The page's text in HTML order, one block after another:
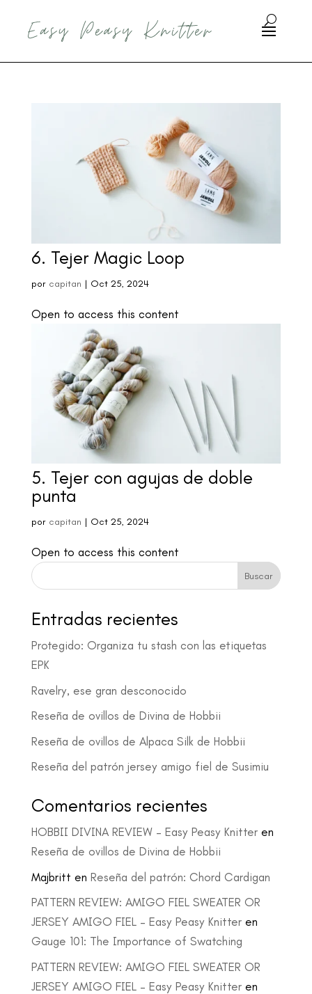
6. Tejer Magic Loop
por capitan | Oct 25, 2024
Open to access this content
5. Tejer con agujas de doble
punta
por capitan | Oct 25, 2024
Open to access this content
Buscar
Entradas recientes
Protegido: Organiza tu stash con las etiquetas
EPK
Ravelry, ese gran desconocido
Reseña de ovillos de Divina de Hobbii
Reseña de ovillos de Alpaca Silk de Hobbii
Reseña del patrón jersey amigo fiel de Susimiu
Comentarios recientes
HOBBII DIVINA REVIEW – Easy Peasy Knitteren
Reseña de ovillos de Divina de Hobbii
Majbritt en Reseña del patrón: Chord Cardigan
PATTERN REVIEW: AMIGO FIEL SWEATER OR
JERSEY AMIGO FIEL – Easy Peasy Knitteren
Gauge 101: The Importance of Swatching
PATTERN REVIEW: AMIGO FIEL SWEATER OR
JERSEY AMIGO FIEL – Easy Peasy Knitteren